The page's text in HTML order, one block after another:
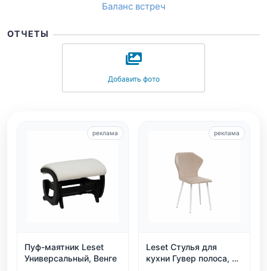
Баланс встреч
ОТЧЕТЫ
Добавить фото
Пуф-маятник Leset
Универсальный, Венге
реклама
Leset Стулья для
кухни Гувер полоса, 2
реклама